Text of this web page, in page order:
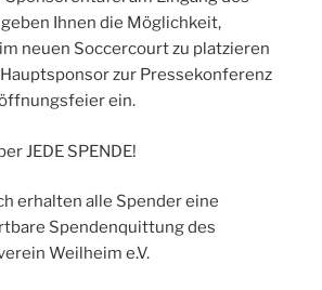
Ihnen die Möglichkeit,
neuen Soccercourt zu platzieren
zur Pressekonferenz
ein.
JEDE SPENDE!
erhalten alle Spender eine
Spendenquittung des
Weilheim e.V.